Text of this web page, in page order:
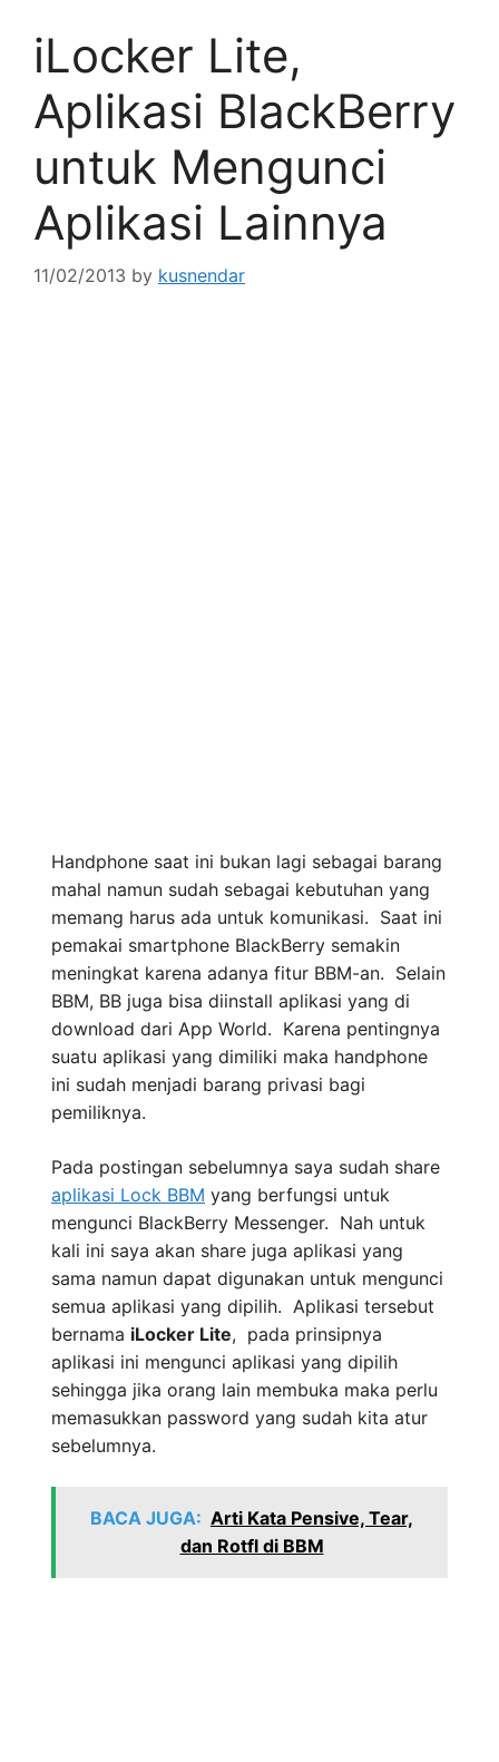
iLocker Lite,
Aplikasi BlackBerry
untuk Mengunci
Aplikasi Lainnya
11/02/2013 by kusnendar
Handphone saat ini bukan lagi sebagai barang
mahal namun sudah sebagai kebutuhan yang
memang harus ada untuk komunikasi. Saat ini
pemakai smartphone BlackBerry semakin
meningkat karena adanya fitur BBM-an. Selain
BBM, BB juga bisa diinstall aplikasi yang di
download dari App World. Karena pentingnya
suatu aplikasi yang dimiliki maka handphone
ini sudah menjadi barang privasi bagi
pemiliknya.
Pada postingan sebelumnya saya sudah share
aplikasi Lock BBM yang berfungsi untuk
mengunci BlackBerry Messenger. Nah untuk
kali ini saya akan share juga aplikasi yang
sama namun dapat digunakan untuk mengunci
semua aplikasi yang dipilih. Aplikasi tersebut
bernama iLocker Lite, pada prinsipnya
aplikasi ini mengunci aplikasi yang dipilih
sehingga jika orang lain membuka maka perlu
memasukkan password yang sudah kita atur
sebelumnya.
BACA JUGA: Arti Kata Pensive, Tear,
dan Rotfl di BBM